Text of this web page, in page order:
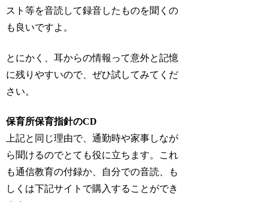
スト等を音読して録音したものを聞くの
も良いですよ。
とにかく、耳からの情報って意外と記憶
に残りやすいので、ぜひ試してみてくだ
さい。
保育所保育指針のCD
上記と同じ理由で、通勤時や家事しなが
ら聞けるのでとても役に立ちます。これ
も通信教育の付録か、自分での音読、も
しくは下記サイトで購入することができ